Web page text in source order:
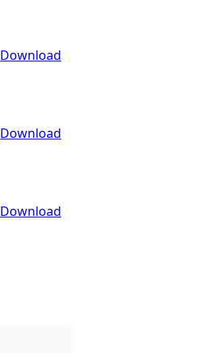
Download
Download
Download